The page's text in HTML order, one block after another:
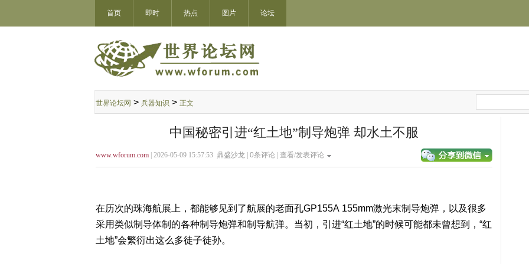
首页 即时 热点 图片 论坛
世界论坛网 > 兵器知识 > 正文
中国秘密引进“红土地”制导炮弹 却水土不服
www.wforum.com | 2026-05-09 15:57:53 鼎盛沙龙 | 0条评论 | 查看/发表评论
在历次的珠海航展上，都能够见到了航展的老面孔GP155A 155mm激光末制导炮弹，以及很多
采用类似制导体制的各种制导炮弹和制导航弹。当初，引进“红土地”的时候可能都未曾想到，“红
土地”会繁衍出这么多徒子徒孙。